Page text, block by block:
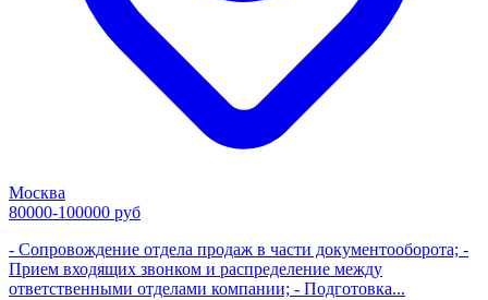
Москва
80000-100000 руб
- Сопровождение отдела продаж в части документооборота; -
Прием входящих звонком и распределение между
ответственными отделами компании; - Подготовка...